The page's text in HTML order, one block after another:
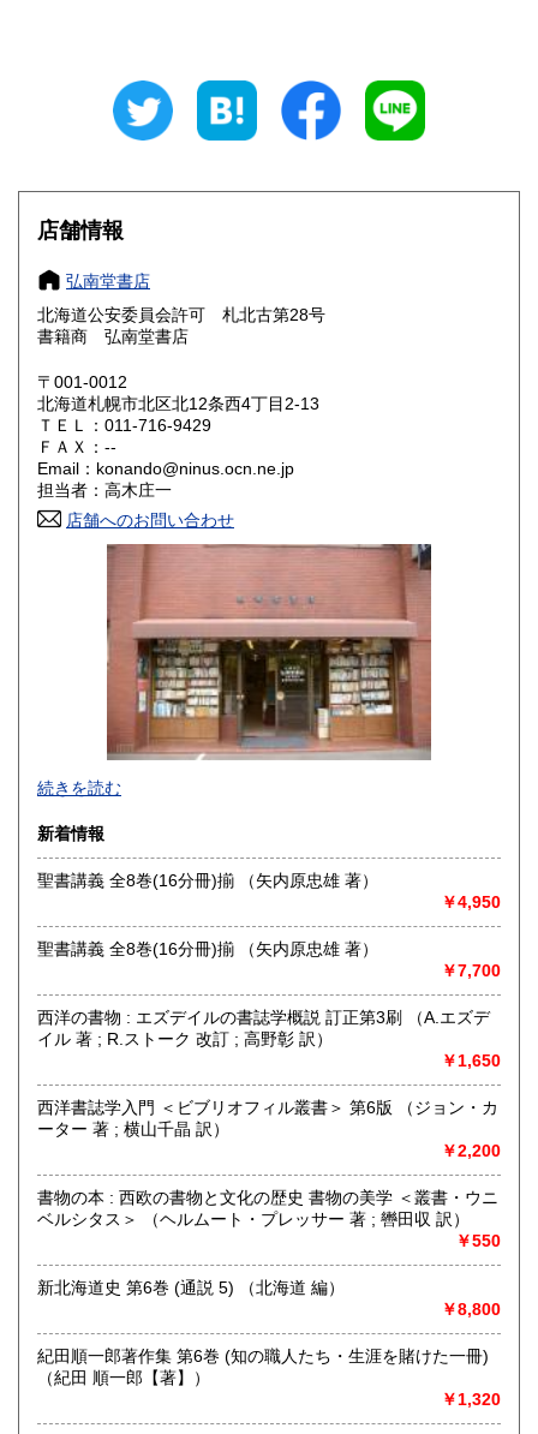
200円 三重県
大阪府
奈良県
鳥取県 200円 島根県
岡山県
山口県 200円
香川県 愛媛県
高知県 200円
200円 大分県
200円 鹿児島県
200円
店舗情報
弘南堂書店
北海道公安委員会許可 札北古第28号
書籍商 弘南堂書店
〒001-0012
北海道札幌市北区北12条西4丁目2-13
ＴＥＬ：011-716-9429
ＦＡＸ：--
Email：konando@ninus.ocn.ne.jp
担当者：高木庄一
店舗へのお問い合わせ
1957年創業。北海道・樺太・千島郷土誌、日露交渉史、アイ
ヌ民族関係を中心に古地図、近代文学初版本・自筆物などを
す。
沿線名：地下鉄南北線
営業時間：12:00～18:00
定休日：日曜・月曜・祝日
書籍の買取について
https://www.konando-kosho.com
取り扱い分野
-
https://www.konando-kosho.com
続きを読む
新着情報
聖書講義 全8巻(16分冊)揃 （矢内原忠雄 著）
￥4,950
聖書講義 全8巻(16分冊)揃 （矢内原忠雄 著）
￥7,700
西洋の書物 : エズデイルの書誌学概説 訂正第3刷 （A.エズデ
イル 著 ; R.ストーク 改訂 ; 高野彰 訳）
￥1,650
西洋書誌学入門 ＜ビブリオフィル叢書＞ 第6版 （ジョン・カ
ーター 著 ; 横山千晶 訳）
￥2,200
書物の本 : 西欧の書物と文化の歴史 書物の美学 ＜叢書・ウニ
ベルシタス＞ （ヘルムート・プレッサー 著 ; 轡田収 訳）
￥550
新北海道史 第6巻 (通説 5) （北海道 編）
￥8,800
紀田順一郎著作集 第6巻 (知の職人たち・生涯を賭けた一冊)
（紀田 順一郎【著】）
￥1,320